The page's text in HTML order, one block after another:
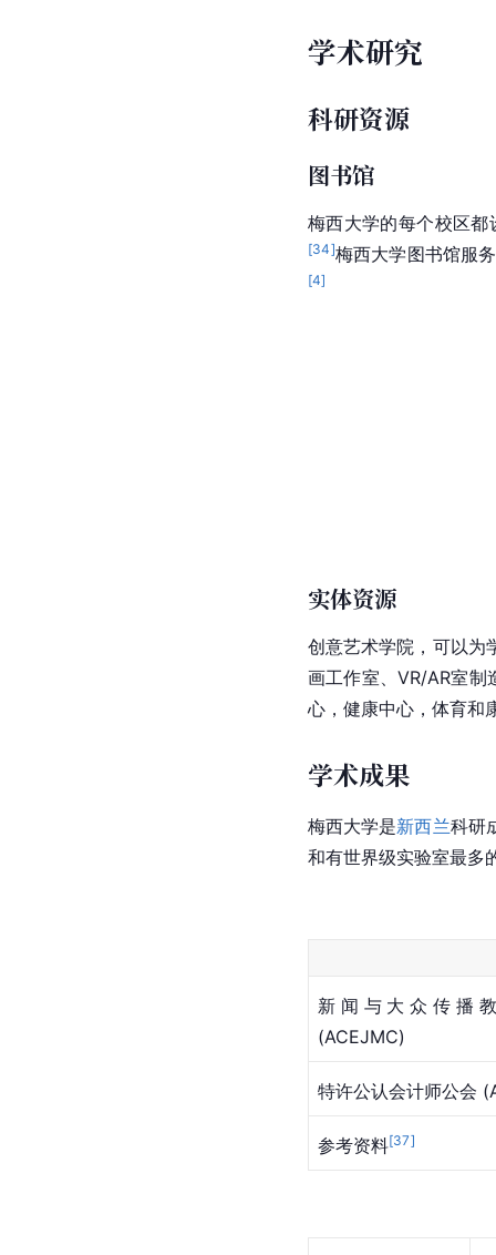
学术研究
科研资源
图书馆
梅西大学的每个校区
[34]梅西大学图书馆服
[4]
实体资源
创意艺术学院，可以为
画工作室、VR/AR室制
心，健康中心，体育和
学术成果
梅西大学是新西兰科研
和有世界级实验室最多
新闻与大众传播
(ACEJMC)
特许公认会计师公会
参考资料[37]